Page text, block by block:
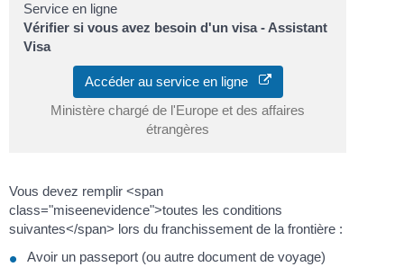
Service en ligne
Vérifier si vous avez besoin d'un visa - Assistant
Visa
Accéder au service en ligne
Ministère chargé de l'Europe et des affaires
étrangères
Vous devez remplir <span
class="miseenevidence">toutes les conditions
suivantes</span> lors du franchissement de la frontière :
Avoir un passeport (ou autre document de voyage)